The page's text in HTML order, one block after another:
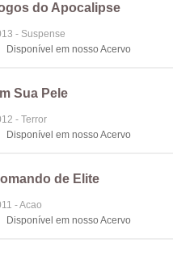
do Apocalipse
- Suspense
Disponível em nosso Acervo
Sua Pele
- Terror
Disponível em nosso Acervo
de Elite
- Acao
Disponível em nosso Acervo